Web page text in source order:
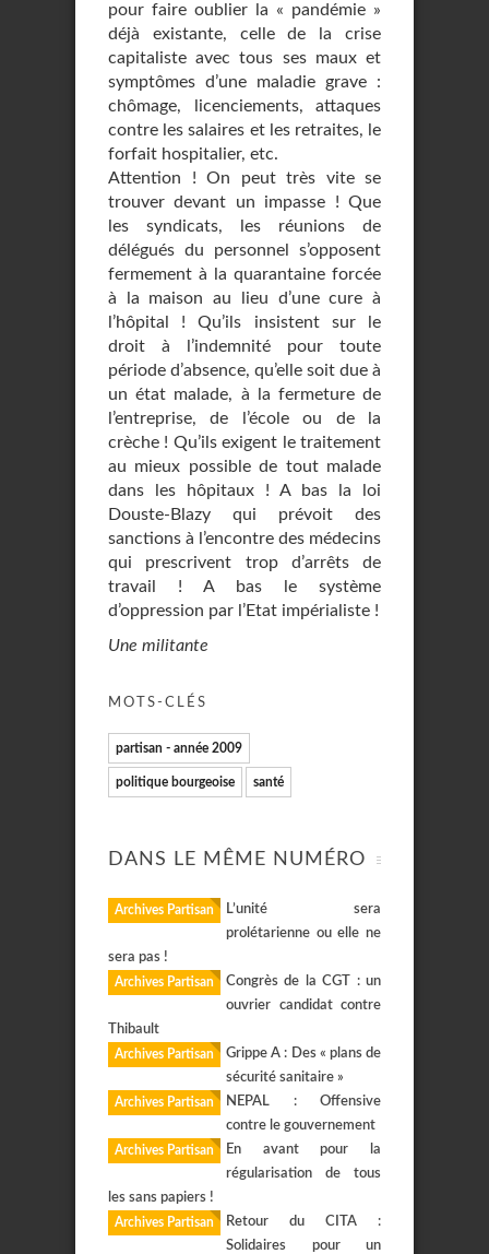
pour faire oublier la « pandémie »
déjà existante, celle de la crise
capitaliste avec tous ses maux et
symptômes d’une maladie grave :
chômage, licenciements, attaques
contre les salaires et les retraites, le
forfait hospitalier, etc.
Attention ! On peut très vite se
trouver devant un impasse ! Que
les syndicats, les réunions de
délégués du personnel s’opposent
fermement à la quarantaine forcée
à la maison au lieu d’une cure à
l’hôpital ! Qu’ils insistent sur le
droit à l’indemnité pour toute
période d’absence, qu’elle soit due à
un état malade, à la fermeture de
l’entreprise, de l’école ou de la
crèche ! Qu’ils exigent le traitement
au mieux possible de tout malade
dans les hôpitaux ! A bas la loi
Douste-Blazy qui prévoit des
sanctions à l’encontre des médecins
qui prescrivent trop d’arrêts de
travail ! A bas le système
d’oppression par l’Etat impérialiste !
Une militante
MOTS-CLÉS
partisan - année 2009
politique bourgeoise santé
DANS LE MÊME NUMÉRO
Archives Partisan
L’unité sera
prolétarienne ou elle ne
sera pas !
Archives Partisan
Congrès de la CGT : un
ouvrier candidat contre
Thibault
Archives Partisan
Grippe A : Des « plans de
sécurité sanitaire »
Archives Partisan
NEPAL : Offensive
contre le gouvernement
Archives Partisan
En avant pour la
régularisation de tous
les sans papiers !
Archives Partisan
Retour du CITA :
Solidaires pour un